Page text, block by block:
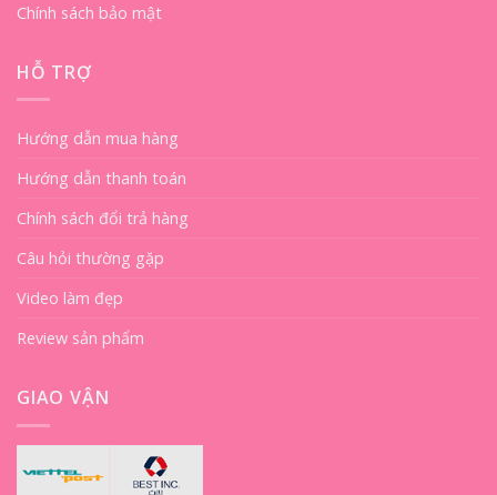
Chính sách bảo mật
HỖ TRỢ
Hướng dẫn mua hàng
Hướng dẫn thanh toán
Chính sách đổi trả hàng
Câu hỏi thường gặp
Video làm đẹp
Review sản phẩm
GIAO VẬN